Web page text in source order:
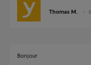
Thomas M.
Bonjour